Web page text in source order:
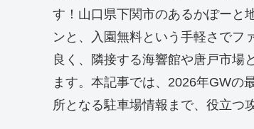
す！山口県下関市のあるかぽーと
ンと、入園無料という手軽さでフ
良く、隣接する海響館や唐戸市場
ます。本記事では、2026年GWの
所となる駐車場情報まで、役立つ